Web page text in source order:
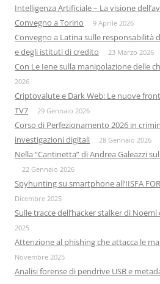
Intelligenza Artificiale – La visione
Convegno a Torino
9 Aprile 2026
Convegno a Latina sulle responsabilità
e degli istituti di credito
23 Marzo 2026
Con Le Iene sulla manipolazione delle
2026
Criptovalute e Dark Web: Le nuove
TV7
29 Gennaio 2026
Corso di Perfezionamento 2026 in
investigazioni digitali
28 Gennaio 2026
Nella “Cantinetta” di Andrea Galeazzi
22 Gennaio 2026
Spyhunting su smartphone all’IISFA
Dicembre 2025
Sulle tracce dell’hacker stalker di Noemi
2025
Attenzione al phishing che attacca le
Novembre 2025
Analisi forense di pendrive USB e